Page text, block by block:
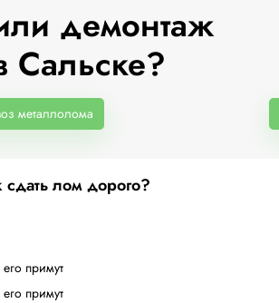
демонтаж
Сальске?
металлолома
сдать лом дорого?
примут
примут